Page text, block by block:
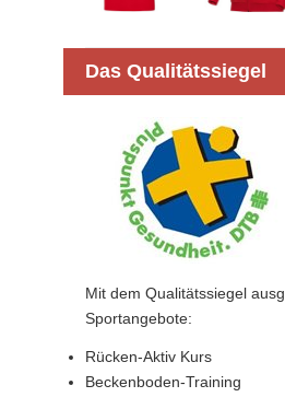
Das Qualitätssiegel
Mit dem Qualitätssiegel
Sportangebote:
Rücken-Aktiv Kurs
Beckenboden-Training